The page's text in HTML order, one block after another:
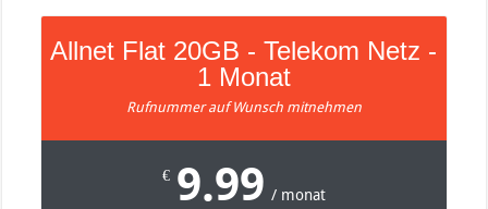
Allnet Flat 20GB - Telekom Netz -
1 Monat
Rufnummer auf Wunsch mitnehmen
€ 9.99 / monat